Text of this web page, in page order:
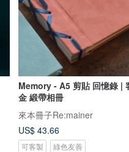
Memory - A5 剪貼 回憶錄 | 客製化燙
金 緞帶相冊
來本冊子Re:mainer
US$ 43.66
可客製 綠色友善